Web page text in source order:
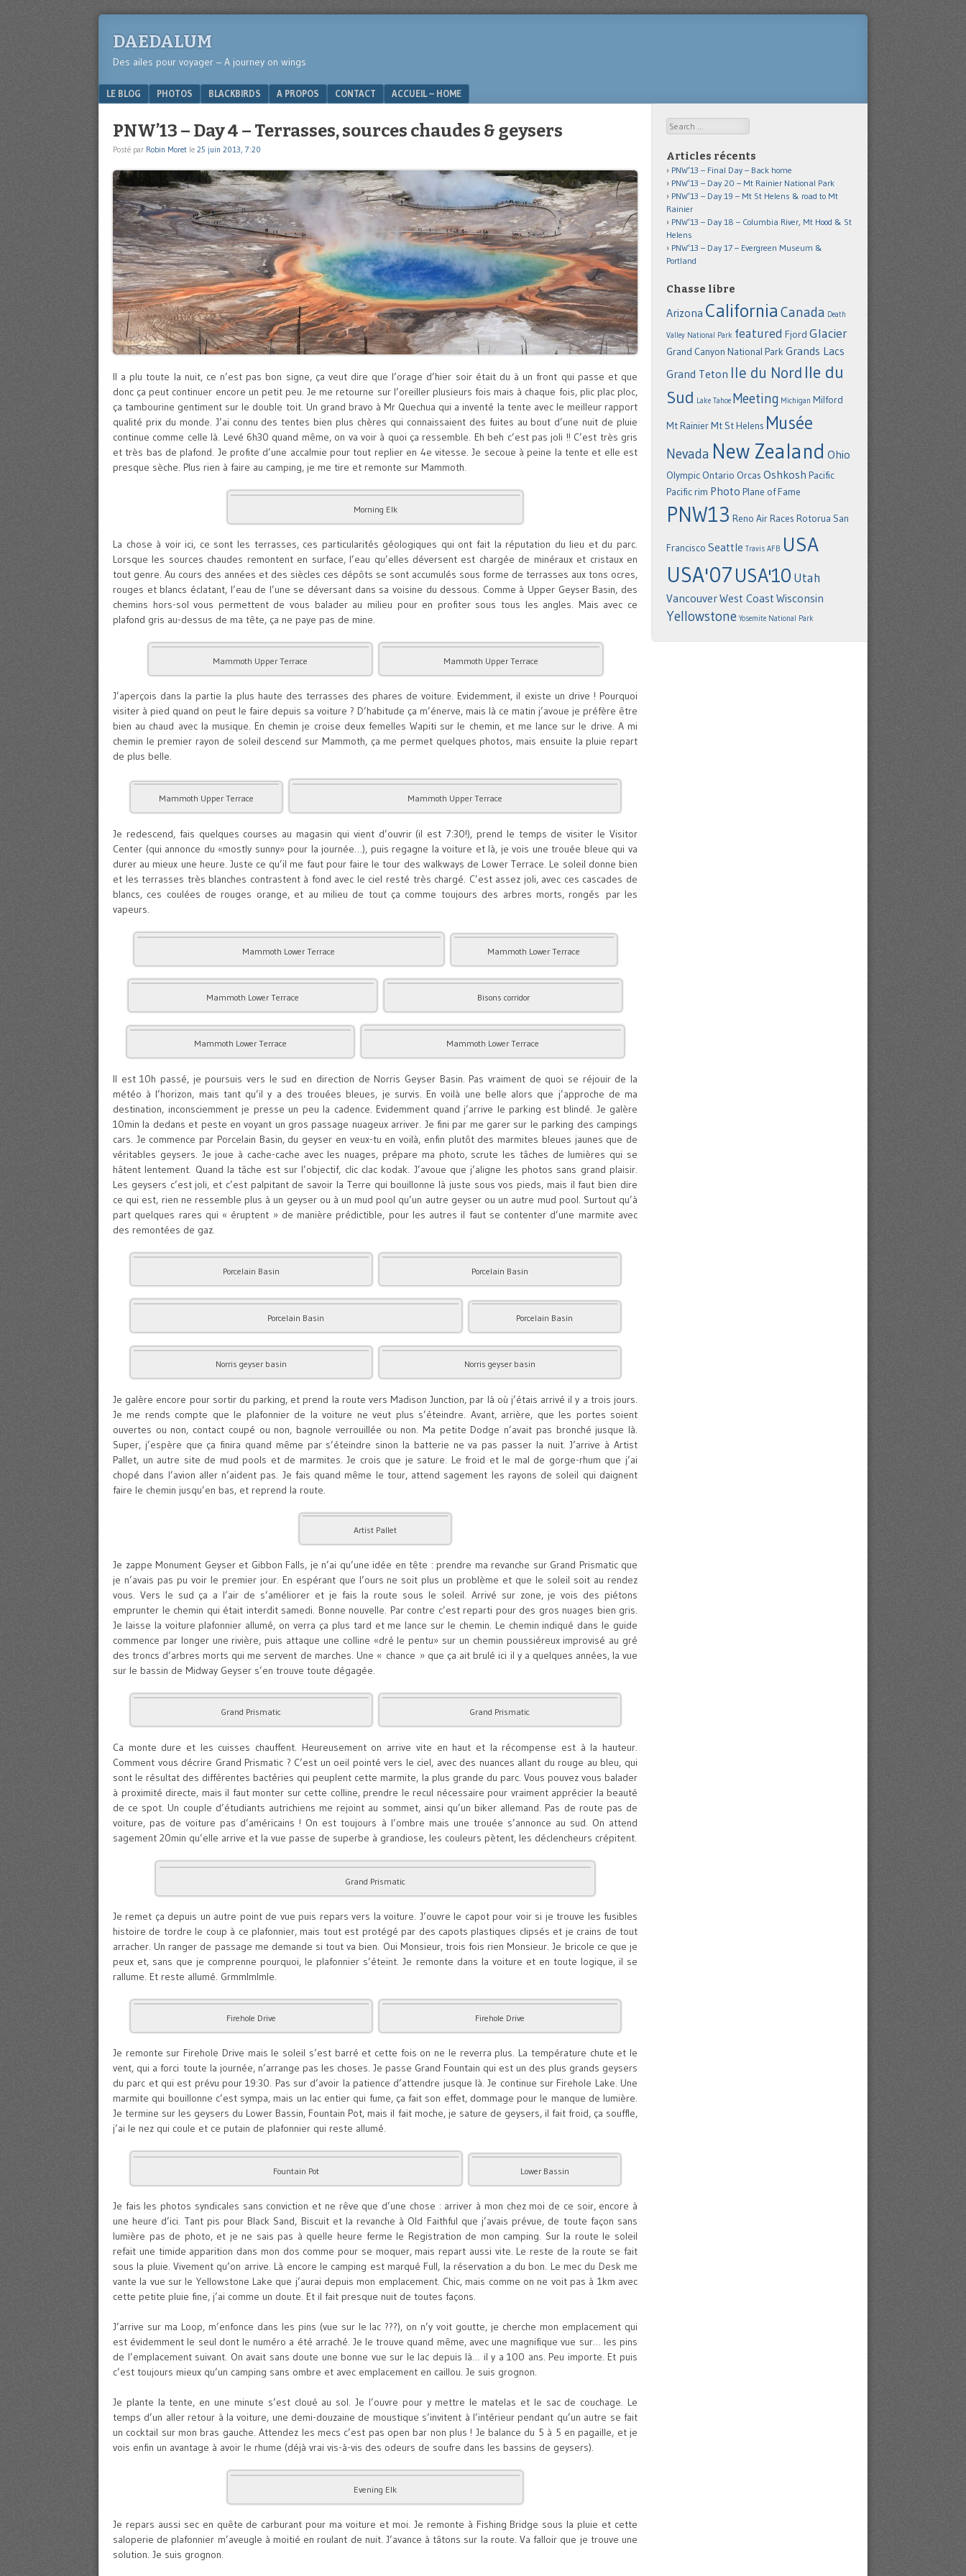
DAEDALUM
Des ailes pour voyager – A journey on wings
Menu
SKIP TO CONTENT
LE BLOG PHOTOS BLACKBIRDS A PROPOS CONTACT ACCUEIL – HOME
PNW’13 – Day 4 – Terrasses, sources chaudes & geysers
Posté par Robin Moret le 25 juin 2013, 7:20
Il a plu toute la nuit, ce n’est pas bon signe, ça veut dire que l’orage d’hier soir était du à un front qui passe et que
donc ça peut continuer encore un petit peu. Je me retourne sur l’oreiller plusieurs fois mais à chaque fois, plic plac ploc,
ça tambourine gentiment sur le double toit. Un grand bravo à Mr Quechua qui a inventé la tente avec le meilleur rapport
qualité prix du monde. J’ai connu des tentes bien plus chères qui connaissaient des fuites au bout d’une nuit de pluie
continue comme celle là. Levé 6h30 quand même, on va voir à quoi ça ressemble. Eh beh c’est pas joli !! C’est très gris
et très bas de plafond. Je profite d’une accalmie pour tout replier en 4e vitesse. Je secoue à peine la tente et elle est
presque sèche. Plus rien à faire au camping, je me tire et remonte sur Mammoth.
Morning Elk
La chose à voir ici, ce sont les terrasses, ces particularités géologiques qui ont fait la réputation du lieu et du parc.
Lorsque les sources chaudes remontent en surface, l’eau qu’elles déversent est chargée de minéraux et cristaux en
tout genre. Au cours des années et des siècles ces dépôts se sont accumulés sous forme de terrasses aux tons ocres,
rouges et blancs éclatant, l’eau de l’une se déversant dans sa voisine du dessous. Comme à Upper Geyser Basin, des
chemins hors-sol vous permettent de vous balader au milieu pour en profiter sous tous les angles. Mais avec ce
plafond gris au-dessus de ma tête, ça ne paye pas de mine.
Mammoth Upper Terrace Mammoth Upper Terrace
J’aperçois dans la partie la plus haute des terrasses des phares de voiture. Evidemment, il existe un drive ! Pourquoi
visiter à pied quand on peut le faire depuis sa voiture ? D’habitude ça m’énerve, mais là ce matin j’avoue je préfère être
bien au chaud avec la musique. En chemin je croise deux femelles Wapiti sur le chemin, et me lance sur le drive. A mi
chemin le premier rayon de soleil descend sur Mammoth, ça me permet quelques photos, mais ensuite la pluie repart
de plus belle.
Mammoth Upper Terrace Mammoth Upper Terrace
Je redescend, fais quelques courses au magasin qui vient d’ouvrir (il est 7:30!), prend le temps de visiter le Visitor
Center (qui annonce du «mostly sunny» pour la journée…), puis regagne la voiture et là, je vois une trouée bleue qui va
durer au mieux une heure. Juste ce qu’il me faut pour faire le tour des walkways de Lower Terrace. Le soleil donne bien
et les terrasses très blanches contrastent à fond avec le ciel resté très chargé. C’est assez joli, avec ces cascades de
blancs, ces coulées de rouges orange, et au milieu de tout ça comme toujours des arbres morts, rongés par les
vapeurs.
Mammoth Lower Terrace Mammoth Lower Terrace
Mammoth Lower Terrace Bisons corridor
Mammoth Lower Terrace Mammoth Lower Terrace
Il est 10h passé, je poursuis vers le sud en direction de Norris Geyser Basin. Pas vraiment de quoi se réjouir de la
météo à l’horizon, mais tant qu’il y a des trouées bleues, je survis. En voilà une belle alors que j’approche de ma
destination, inconsciemment je presse un peu la cadence. Evidemment quand j’arrive le parking est blindé. Je galère
10min la dedans et peste en voyant un gros passage nuageux arriver. Je fini par me garer sur le parking des campings
cars. Je commence par Porcelain Basin, du geyser en veux-tu en voilà, enfin plutôt des marmites bleues jaunes que de
véritables geysers. Je joue à cache-cache avec les nuages, prépare ma photo, scrute les tâches de lumières qui se
hâtent lentement. Quand la tâche est sur l’objectif, clic clac kodak. J’avoue que j’aligne les photos sans grand plaisir.
Les geysers c’est joli, et c’est palpitant de savoir la Terre qui bouillonne là juste sous vos pieds, mais il faut bien dire
ce qui est, rien ne ressemble plus à un geyser ou à un mud pool qu’un autre geyser ou un autre mud pool. Surtout qu’à
part quelques rares qui « éruptent » de manière prédictible, pour les autres il faut se contenter d’une marmite avec
des remontées de gaz.
Porcelain Basin Porcelain Basin
Porcelain Basin Porcelain Basin
Norris geyser basin Norris geyser basin
Je galère encore pour sortir du parking, et prend la route vers Madison Junction, par là où j’étais arrivé il y a trois jours.
Je me rends compte que le plafonnier de la voiture ne veut plus s’éteindre. Avant, arrière, que les portes soient
ouvertes ou non, contact coupé ou non, bagnole verrouillée ou non. Ma petite Dodge n’avait pas bronché jusque là.
Super, j’espère que ça finira quand même par s’éteindre sinon la batterie ne va pas passer la nuit. J’arrive à Artist
Pallet, un autre site de mud pools et de marmites. Je crois que je sature. Le froid et le mal de gorge-rhum que j’ai
chopé dans l’avion aller n’aident pas. Je fais quand même le tour, attend sagement les rayons de soleil qui daignent
faire le chemin jusqu’en bas, et reprend la route.
Artist Pallet
Je zappe Monument Geyser et Gibbon Falls, je n’ai qu’une idée en tête : prendre ma revanche sur Grand Prismatic que
je n’avais pas pu voir le premier jour. En espérant que l’ours ne soit plus un problème et que le soleil soit au rendez
vous. Vers le sud ça a l’air de s’améliorer et je fais la route sous le soleil. Arrivé sur zone, je vois des piétons
emprunter le chemin qui était interdit samedi. Bonne nouvelle. Par contre c’est reparti pour des gros nuages bien gris.
Je laisse la voiture plafonnier allumé, on verra ça plus tard et me lance sur le chemin. Le chemin indiqué dans le guide
commence par longer une rivière, puis attaque une colline «dré le pentu» sur un chemin poussiéreux improvisé au gré
des troncs d’arbres morts qui me servent de marches. Une « chance » que ça ait brulé ici il y a quelques années, la vue
sur le bassin de Midway Geyser s’en trouve toute dégagée.
Grand Prismatic Grand Prismatic
Ca monte dure et les cuisses chauffent. Heureusement on arrive vite en haut et la récompense est à la hauteur.
Comment vous décrire Grand Prismatic ? C’est un oeil pointé vers le ciel, avec des nuances allant du rouge au bleu, qui
sont le résultat des différentes bactéries qui peuplent cette marmite, la plus grande du parc. Vous pouvez vous balader
à proximité directe, mais il faut monter sur cette colline, prendre le recul nécessaire pour vraiment apprécier la beauté
de ce spot. Un couple d’étudiants autrichiens me rejoint au sommet, ainsi qu’un biker allemand. Pas de route pas de
voiture, pas de voiture pas d’américains ! On est toujours à l’ombre mais une trouée s’annonce au sud. On attend
sagement 20min qu’elle arrive et la vue passe de superbe à grandiose, les couleurs pètent, les déclencheurs crépitent.
Grand Prismatic
Je remet ça depuis un autre point de vue puis repars vers la voiture. J’ouvre le capot pour voir si je trouve les fusibles
histoire de tordre le coup à ce plafonnier, mais tout est protégé par des capots plastiques clipsés et je crains de tout
arracher. Un ranger de passage me demande si tout va bien. Oui Monsieur, trois fois rien Monsieur. Je bricole ce que je
peux et, sans que je comprenne pourquoi, le plafonnier s’éteint. Je remonte dans la voiture et en toute logique, il se
rallume. Et reste allumé. Grmmlmlmle.
Firehole Drive Firehole Drive
Je remonte sur Firehole Drive mais le soleil s’est barré et cette fois on ne le reverra plus. La température chute et le
vent, qui a forci toute la journée, n’arrange pas les choses. Je passe Grand Fountain qui est un des plus grands geysers
du parc et qui est prévu pour 19:30. Pas sur d’avoir la patience d’attendre jusque là. Je continue sur Firehole Lake. Une
marmite qui bouillonne c’est sympa, mais un lac entier qui fume, ça fait son effet, dommage pour le manque de lumière.
Je termine sur les geysers du Lower Bassin, Fountain Pot, mais il fait moche, je sature de geysers, il fait froid, ça souffle,
j’ai le nez qui coule et ce putain de plafonnier qui reste allumé.
Fountain Pot Lower Bassin
Je fais les photos syndicales sans conviction et ne rêve que d’une chose : arriver à mon chez moi de ce soir, encore à
une heure d’ici. Tant pis pour Black Sand, Biscuit et la revanche à Old Faithful que j’avais prévue, de toute façon sans
lumière pas de photo, et je ne sais pas à quelle heure ferme le Registration de mon camping. Sur la route le soleil
refait une timide apparition dans mon dos comme pour se moquer, mais repart aussi vite. Le reste de la route se fait
sous la pluie. Vivement qu’on arrive. Là encore le camping est marqué Full, la réservation a du bon. Le mec du Desk me
vante la vue sur le Yellowstone Lake que j’aurai depuis mon emplacement. Chic, mais comme on ne voit pas à 1km avec
cette petite pluie fine, j’ai comme un doute. Et il fait presque nuit de toutes façons.
J’arrive sur ma Loop, m’enfonce dans les pins (vue sur le lac ???), on n’y voit goutte, je cherche mon emplacement qui
est évidemment le seul dont le numéro a été arraché. Je le trouve quand même, avec une magnifique vue sur… les pins
de l’emplacement suivant. On avait sans doute une bonne vue sur le lac depuis là… il y a 100 ans. Peu importe. Et puis
c’est toujours mieux qu’un camping sans ombre et avec emplacement en caillou. Je suis grognon.
Je plante la tente, en une minute s’est cloué au sol. Je l’ouvre pour y mettre le matelas et le sac de couchage. Le
temps d’un aller retour à la voiture, une demi-douzaine de moustique s’invitent à l’intérieur pendant qu’un autre se fait
un cocktail sur mon bras gauche. Attendez les mecs c’est pas open bar non plus ! Je balance du 5 à 5 en pagaille, et je
vois enfin un avantage à avoir le rhume (déjà vrai vis-à-vis des odeurs de soufre dans les bassins de geysers).
Evening Elk
Je repars aussi sec en quête de carburant pour ma voiture et moi. Je remonte à Fishing Bridge sous la pluie et cette
saloperie de plafonnier m’aveugle à moitié en roulant de nuit. J’avance à tâtons sur la route. Va falloir que je trouve une
solution. Je suis grognon.
Search
Articles récents
PNW’13 – Final Day – Back home
PNW’13 – Day 20 – Mt Rainier National Park
PNW’13 – Day 19 – Mt St Helens & road to Mt
Rainier
PNW’13 – Day 18 – Columbia River, Mt Hood & St
Helens
PNW’13 – Day 17 – Evergreen Museum &
Portland
Chasse libre
Arizona California Canada Death
Valley National Park featured Fjord Glacier
Grand Canyon National Park Grands Lacs
Grand Teton Ile du Nord Ile du
Sud Lake Tahoe Meeting Michigan Milford
Mt RainierMt St Helens Musée
Nevada New Zealand Ohio
Olympic Ontario Orcas Oshkosh Pacific
Pacific rim Photo Plane of Fame
PNW13 Reno Air Races Rotorua San
Francisco Seattle Travis AFB USA
USA'07USA'10 Utah
VancouverWest Coast Wisconsin
Yellowstone Yosemite National Park